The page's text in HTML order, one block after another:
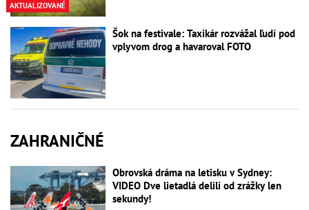
AKTUALIZOVANÉ
Šok na festivale: Taxikár rozvážal ľudí pod
vplyvom drog a havaroval FOTO
ZAHRANIČNÉ
Obrovská dráma na letisku v Sydney:
VIDEO Dve lietadlá delili od zrážky len
sekundy!